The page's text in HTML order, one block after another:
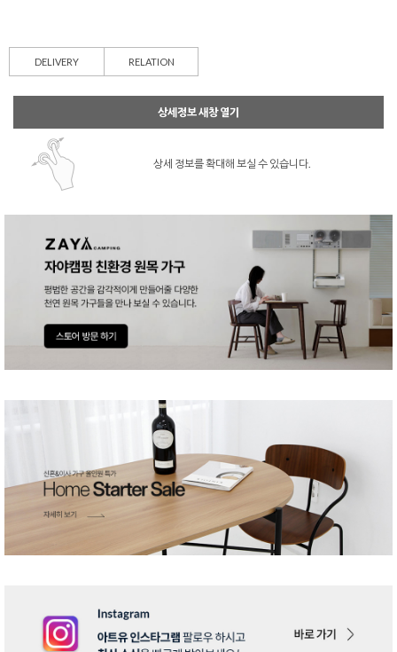
DELIVERY RELATION
상세정보 새창 열기
상세 정보를 확대해 보실 수 있습니다.